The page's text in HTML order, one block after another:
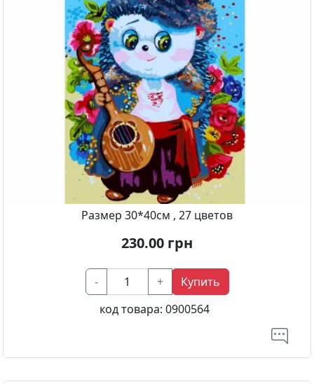
Размер 30*40см , 27 цветов
230.00 грн
- +
Купить
код товара: 0900564